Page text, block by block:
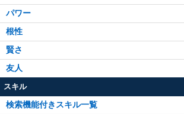
パワー
根性
賢さ
友人
スキル
検索機能付きスキル一覧